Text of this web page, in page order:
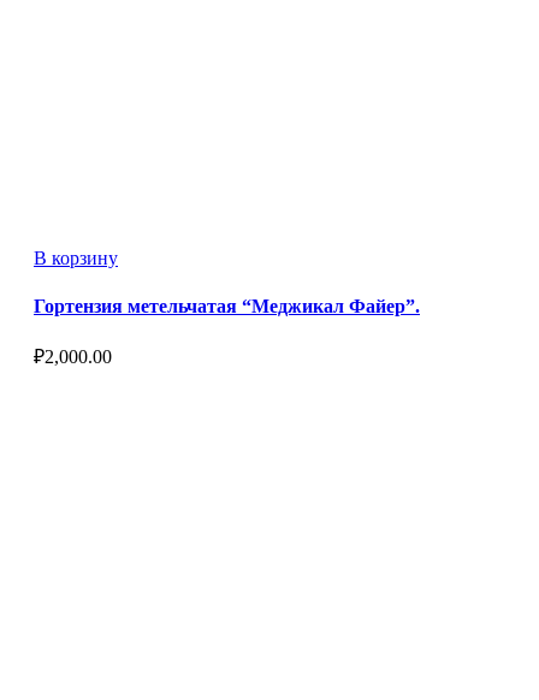
В корзину
Гортензия метельчатая “Меджикал Файер”.
₽2,000.00